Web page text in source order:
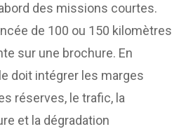
des missions courtes.
de 100 ou 150 kilomètres
sur une brochure. En
doit intégrer les marges
réserves, le trafic, la
et la dégradation